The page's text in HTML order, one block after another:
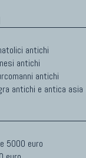
antichi
antichi
antichi
antichi e antica asia
5000 euro